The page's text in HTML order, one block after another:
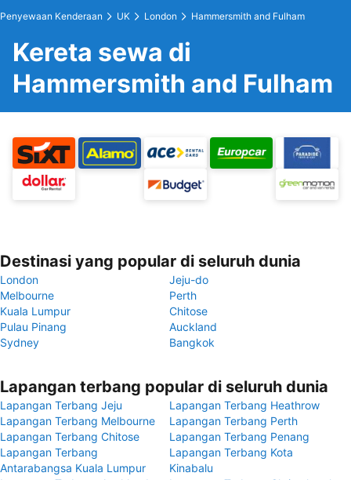
Penyewaan Kenderaan UK London Hammersmith and Fulham
Kereta sewa di
Hammersmith and Fulham
Destinasi yang popular di seluruh dunia
London
Jeju-do
Melbourne
Perth
Kuala Lumpur
Chitose
Pulau Pinang
Auckland
Sydney
Bangkok
Lapangan terbang popular di seluruh dunia
Lapangan Terbang Jeju
Lapangan Terbang Heathrow
Lapangan Terbang Melbourne
Lapangan Terbang Perth
Lapangan Terbang Chitose
Lapangan Terbang Penang
Lapangan Terbang
Antarabangsa Kuala Lumpur
Lapangan Terbang Kota
Kinabalu